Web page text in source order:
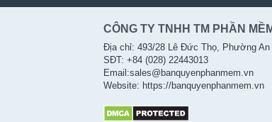
CÔNG TY TNHH TM PHẦN
Địa chỉ: 493/28 Lê Đức Thọ, Phường An
SĐT: +84 (028) 22443013
Email:sales@banquyenphanmem.vn
Website: https://banquyenphanmem.vn